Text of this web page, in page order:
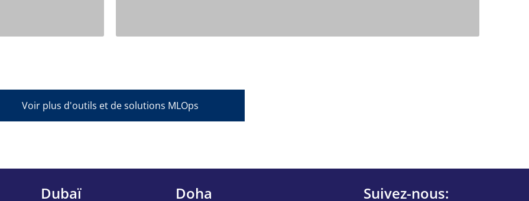
Voir plus d'outils et de solutions MLOps
Dubaï Doha Suivez-nous: